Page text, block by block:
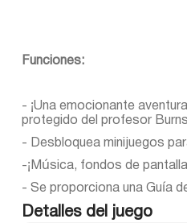
Funciones:
- ¡Una emocionante
protegido del profesor
- Desbloquea minijuegos
-¡Música, fondos de
- Se proporciona una Guía
Detalles del juego